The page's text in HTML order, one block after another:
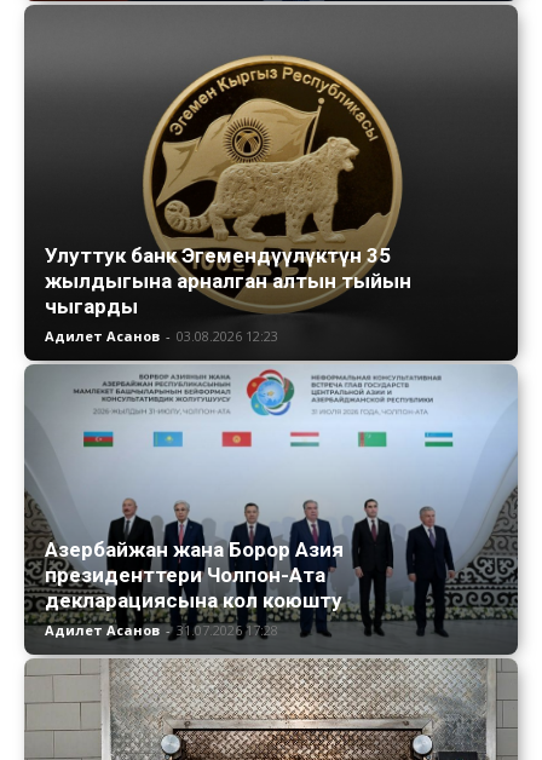
Улуттук банк Эгемендүүлүктүн 35
жылдыгына арналган алтын тыйын
чыгарды
Адилет Асанов - 03.08.2026 12:23
Азербайжан жана Борор Азия
президенттери Чолпон-Ата
декларациясына кол коюшту
Адилет Асанов - 31.07.2026 17:28